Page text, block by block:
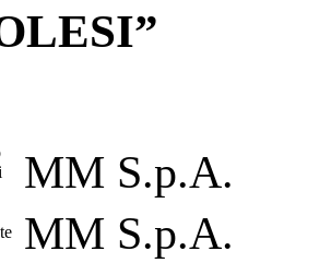
MM S.p.A.
MM S.p.A.